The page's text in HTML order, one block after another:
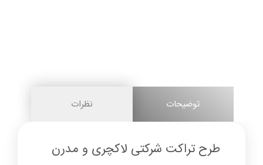
توضیحات نظرات
طرح تراکت شرکتی لاکچری و مدرن